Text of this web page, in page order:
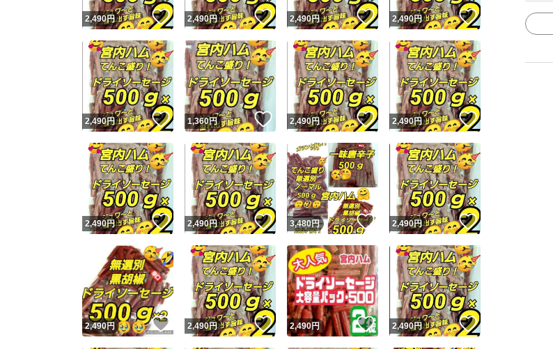
ユーザーの実績について
Yahoo!フリマが定めた一定の基準を満たしたユーザーにバッジ
安心取引出品者
安心取引出品者 Yahoo!フリマの基準をクリアした安心・安
取引実績
この商品の情報をコピーします
商品画像の無断転載は禁止されています
2,490円 いいね！
2,490円 いいね！
2,490円 いいね！
2,490円 いいね！
2,490円 いいね！
1,360円 いいね！
2,490円 いいね！
2,490円 いいね！
2,490円 いいね！
2,490円 いいね！
3,480円 いいね！
2,490円 いいね！
2,490円 いいね！
2,490円 いいね！
2,490円 いいね！
2,490円 いいね！